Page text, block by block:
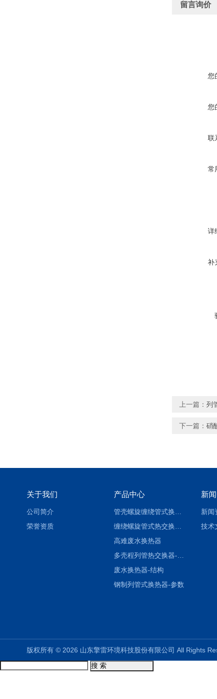
留言询价
您
您
联
常
详
补
上一篇： 列
下一篇： 硝
关于我们
公司简介
荣誉资质
产品中心
高难废水换热器
废水换热器-结构
钢制列管式换热器-参数
新
新闻
技术
版权所有 © 2026 山东擎雷环境科技股份有限公司 All